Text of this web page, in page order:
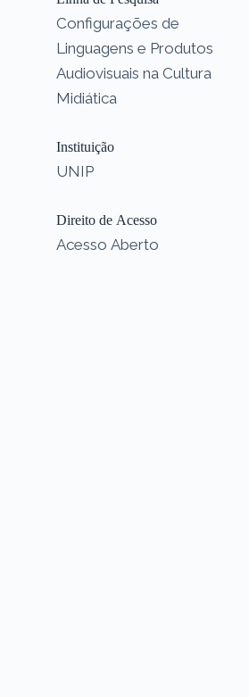
Configurações de
Linguagens e Produtos
Audiovisuais na Cultura
Midiática
Instituição
UNIP
Direito de Acesso
Acesso Aberto